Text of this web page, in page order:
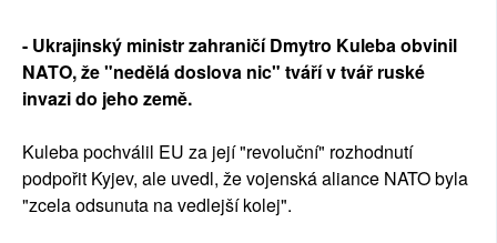
- Ukrajinský ministr zahraničí Dmytro Kuleba obvinil
NATO, že "nedělá doslova nic" tváří v tvář ruské
invazi do jeho země.
Kuleba pochválil EU za její "revoluční" rozhodnutí
podpořit Kyjev, ale uvedl, že vojenská aliance NATO byla
"zcela odsunuta na vedlejší kolej".